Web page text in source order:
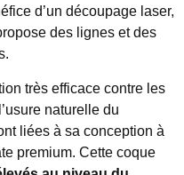
d’un découpage laser,
des lignes et des
très efficace contre les
naturelle du
liées à sa conception à
premium. Cette coque